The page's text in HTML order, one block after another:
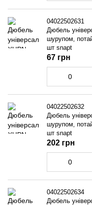
04022502631
Дюбель
шурупом,
шт snapt
67 грн
04022502632
Дюбель
шурупом,
шт snapt
202 грн
04022502634
Дюбель